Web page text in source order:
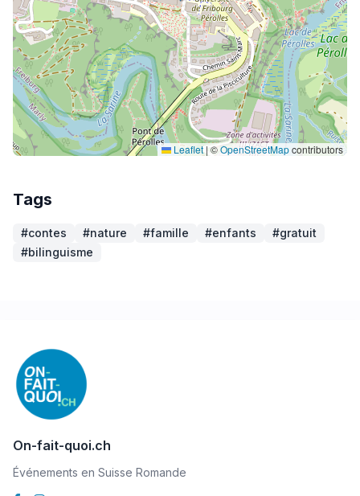
Leaflet|©OpenStreetMapcontributors
Tags
#contes #nature #famille #enfants
#gratuit
#bilinguisme
On-fait-quoi.ch
Événements en Suisse Romande